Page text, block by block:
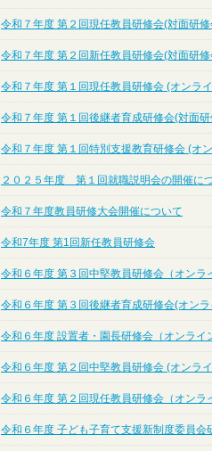
令和７年度 第２回現任教員研修会(対面研
令和７年度 第２回新任教員研修会(対面研
令和７年度 第１回現任教員研修会 (オンラ
令和７年度 第１回後継者育成研修会(対面
令和７年度 第１回特別支援教育研修会 (オ
２０２５年度 第１回就職説明会の開催に
令和７年度教員研修大会開催について
令和7年度 第1回新任教員研修会
令和６年度 第３回中堅教員研修会（オンラ
令和６年度 第３回後継者育成研修会(オン
令和６年度 設置者・園長研修会（オンライ
令和６年度 第２回中堅教員研修会 (オンラ
令和６年度 第２回現任教員研修会（オンラ
令和６年度 子ども子育て支援新制度委員会